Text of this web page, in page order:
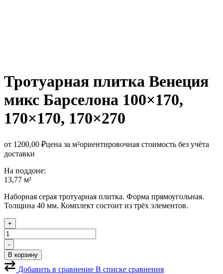
Тротуарная плитка Венеция
микс Барселона 100×170,
170×170, 170×270
от 1200,00 ₽цена за м²ориентировочная стоимость без учёта
доставки
На поддоне:
13,77 м²
Наборная серая тротуарная плитка. Форма прямоугольная.
Толщина 40 мм. Комплект состоит из трёх элементов.
+
Количество
товара
Тротуарная
плитка
Венеция
-
В корзину
Добавить в сравнение В списке сравнения